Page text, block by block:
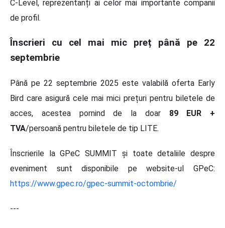
C-Level, reprezentanți ai celor mai importante companii
de profil.
Înscrieri cu cel mai mic preț până pe 22
septembrie
Până pe 22 septembrie 2025 este valabilă oferta Early
Bird care asigură cele mai mici prețuri pentru biletele de
acces, acestea pornind de la doar 89 EUR +
TVA/persoană pentru biletele de tip LITE.
Înscrierile la GPeC SUMMIT și toate detaliile despre
eveniment sunt disponibile pe website-ul GPeC:
https://www.gpec.ro/gpec-summit-octombrie/
---